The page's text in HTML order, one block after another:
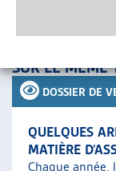
avec le capital
de poursuites.
SUR LE MÊME
DOSSIER DE
QUELQUES
MATIÈRE
Chaque année,